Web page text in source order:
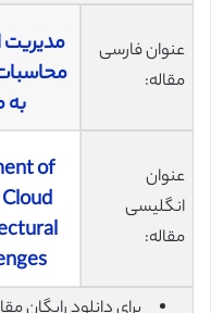
عنوان فارسی
مقاله:
مدیریت
به
عنوان
انگلیسی
مقاله:
of